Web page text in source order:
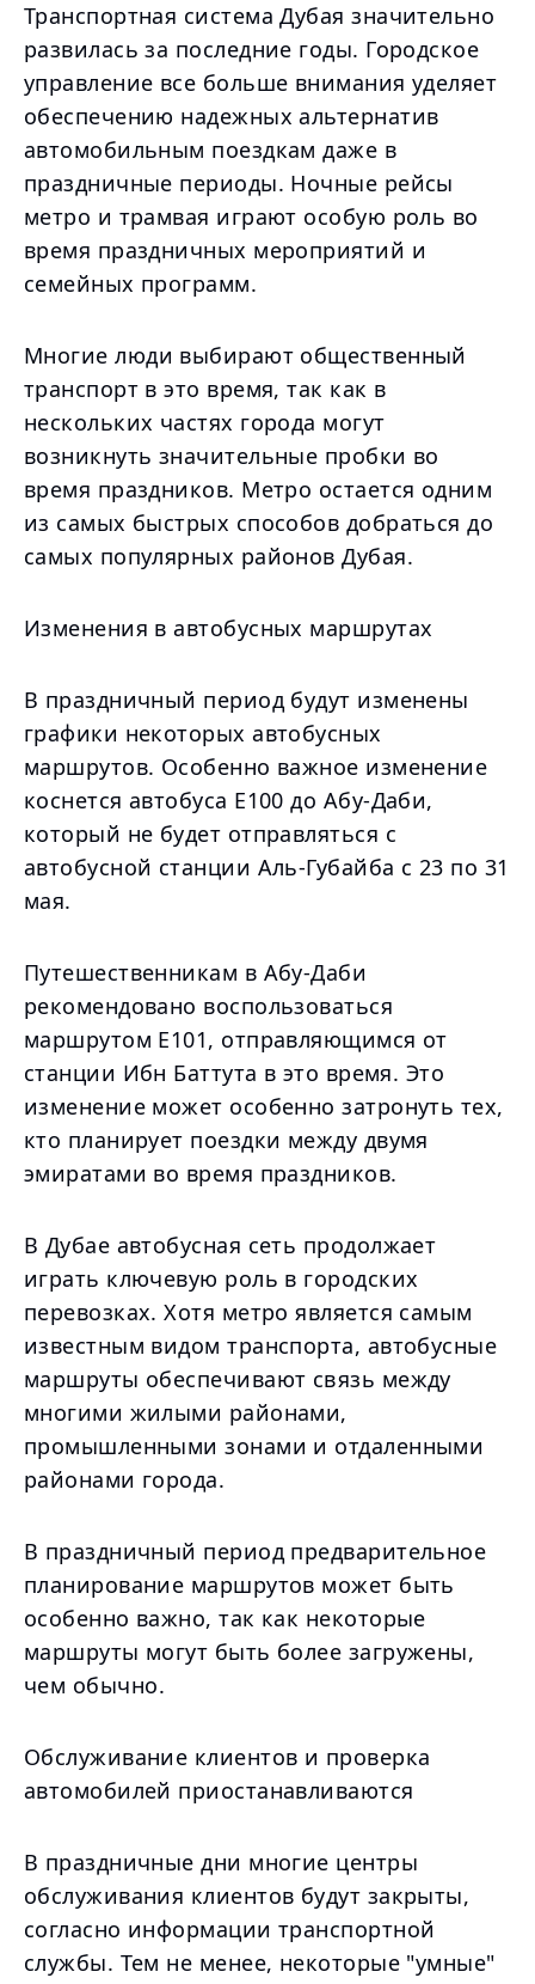
Транспортная система Дубая значительно
развилась за последние годы. Городское
управление все больше внимания уделяет
обеспечению надежных альтернатив
автомобильным поездкам даже в
праздничные периоды. Ночные рейсы
метро и трамвая играют особую роль во
время праздничных мероприятий и
семейных программ.
Многие люди выбирают общественный
транспорт в это время, так как в
нескольких частях города могут
возникнуть значительные пробки во
время праздников. Метро остается одним
из самых быстрых способов добраться до
самых популярных районов Дубая.
Изменения в автобусных маршрутах
В праздничный период будут изменены
графики некоторых автобусных
маршрутов. Особенно важное изменение
коснется автобуса E100 до Абу-Даби,
который не будет отправляться с
автобусной станции Аль-Губайба с 23 по 31
мая.
Путешественникам в Абу-Даби
рекомендовано воспользоваться
маршрутом E101, отправляющимся от
станции Ибн Баттута в это время. Это
изменение может особенно затронуть тех,
кто планирует поездки между двумя
эмиратами во время праздников.
В Дубае автобусная сеть продолжает
играть ключевую роль в городских
перевозках. Хотя метро является самым
известным видом транспорта, автобусные
маршруты обеспечивают связь между
многими жилыми районами,
промышленными зонами и отдаленными
районами города.
В праздничный период предварительное
планирование маршрутов может быть
особенно важно, так как некоторые
маршруты могут быть более загружены,
чем обычно.
Обслуживание клиентов и проверка
автомобилей приостанавливаются
В праздничные дни многие центры
обслуживания клиентов будут закрыты,
согласно информации транспортной
службы. Тем не менее, некоторые "умные"